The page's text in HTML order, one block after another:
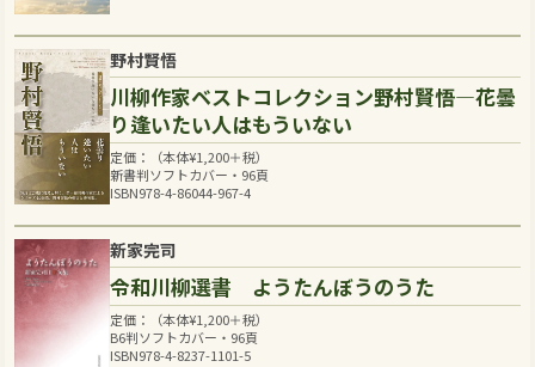
野村賢悟
川柳作家ベストコレクション野村賢悟―花曇
り逢いたい人はもういない
定価：（本体¥1,200＋税）
新書判ソフトカバー・96頁
ISBN978-4-86044-967-4
新家完司
令和川柳選書 ようたんぼうのうた
定価：（本体¥1,200＋税）
B6判ソフトカバー・96頁
ISBN978-4-8237-1101-5